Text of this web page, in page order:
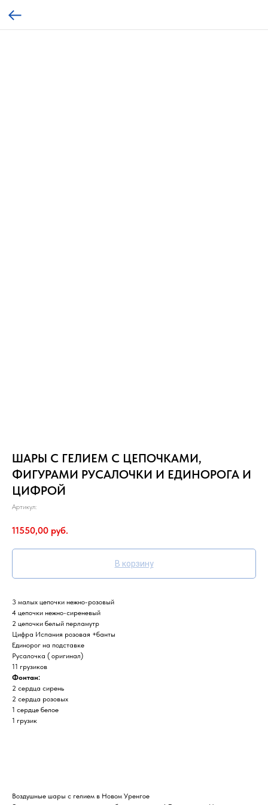
ШАРЫ С ГЕЛИЕМ С ЦЕПОЧКАМИ,
ФИГУРАМИ РУСАЛОЧКИ И ЕДИНОРОГА И
ЦИФРОЙ
Артикул:
11550,00 руб.
В корзину
3 малых цепочки нежно-розовый
4 цепочки нежно-сиреневый
2 цепочки белый перламутр
Цифра Испания розовая +банты
Единорог на подставке
Русалочка ( оригинал)
11 грузиков
Фонтан:
2 сердца сирень
2 сердца розовых
1 сердце белое
1 грузик
Воздушные шары с гелием в Новом Уренгое